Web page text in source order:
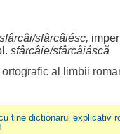
sfârcâi/sfârcâiésc,
sfârcâie/sfârcâiáscă
al limbii
tine dictionarul explicativ